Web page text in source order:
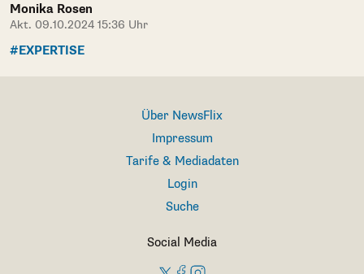
Monika Rosen
Akt. 09.10.2024 15:36 Uhr
#EXPERTISE
Über NewsFlix
Impressum
Tarife & Mediadaten
Login
Suche
Social Media